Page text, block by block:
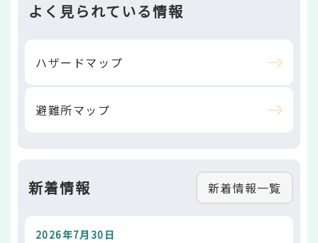
よく見られている情報
ハザードマップ
避難所マップ
新着情報 新着情報一覧
2026年7月30日